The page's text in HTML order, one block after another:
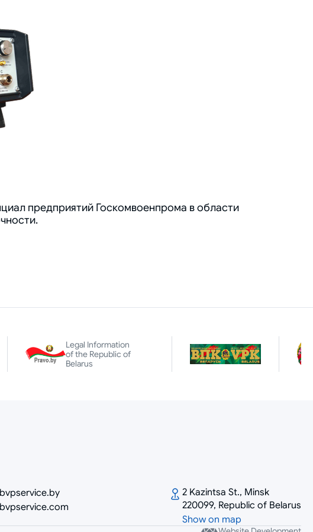
предприятий Госкомвоенпрома в области
Legal Information
of the Republic of
Belarus
2 Kazintsa St., Minsk
220099, Republic of Belarus
Show on map